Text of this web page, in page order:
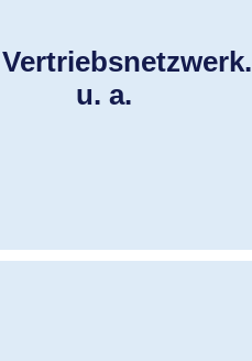
u. a.